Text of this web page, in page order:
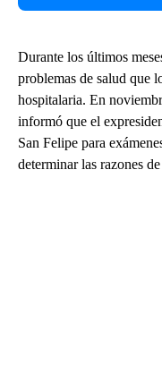
Durante los últimos
problemas de salud que
hospitalaria. En
informó que el
San Felipe para
determinar las razones